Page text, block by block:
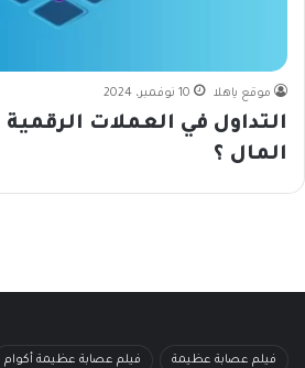
موقع ياهلا 10 نوفمبر، 2024
التداول في العملات
المال ؟
فيلم عصابة عظيمة فيلم عصابة عظيمة أكوام